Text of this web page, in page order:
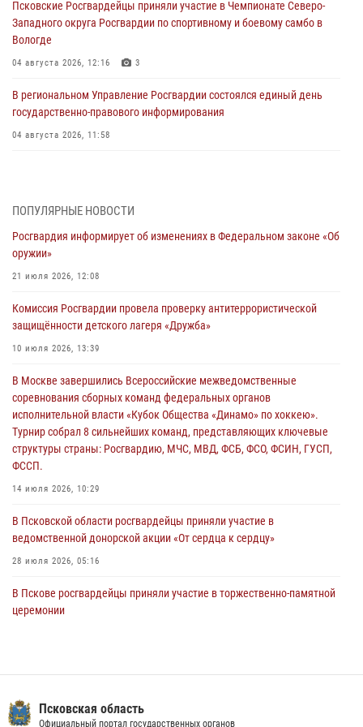
Псковские Росгвардейцы приняли участие в Чемпионате Северо-
Западного округа Росгвардии по спортивному и боевому самбо в
Вологде
04 августа 2026, 12:16 3
В региональном Управление Росгвардии состоялся единый день
государственно-правового информирования
04 августа 2026, 11:58
03 августа 2026, 17:21
21 единицу оружия изъяли Псковские росгвардейцы за неделю
03 августа 2026, 14:10
безопасности во время празднования Дня ВДВ
02 августа 2026, 13:28
улицу Труда
31 июля 2026, 13:53
В Санкт-Петербурге прошел окружной этап ежегодного
Всероссийского конкурса профессионального мастерства среди
сотрудников вневедомственной охраны Росгвардии, Псковские
Росгвардейцы одержали победу
ПОПУЛЯРНЫЕ НОВОСТИ
Росгвардия информирует об изменениях в Федеральном законе «Об
оружии»
21 июля 2026, 12:08
Комиссия Росгвардии провела проверку антитеррористической
защищённости детского лагеря «Дружба»
10 июля 2026, 13:39
В Москве завершились Всероссийские межведомственные
соревнования сборных команд федеральных органов
исполнительной власти «Кубок Общества «Динамо» по хоккею».
Турнир собрал 8 сильнейших команд, представляющих ключевые
структуры страны: Росгвардию, МЧС, МВД, ФСБ, ФСО, ФСИН, ГУСП,
ФССП.
14 июля 2026, 10:29
В Псковской области росгвардейцы приняли участие в
ведомственной донорской акции «От сердца к сердцу»
28 июля 2026, 05:16
В Пскове росгвардейцы приняли участие в торжественно-памятной
церемонии
сотрудников вневедомственной охраны Росгвардии, Псковские
Росгвардейцы одержали победу
Псковская область
Официальный портал государственных органов